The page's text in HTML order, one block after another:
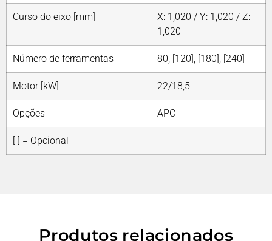
Curso do eixo [mm]
X: 1,020 / Y: 1,020 / Z:
1,020
Número de ferramentas 80, [120], [180], [240]
Motor [kW] 22/18,5
Opções APC
[ ] = Opcional
Produtos relacionados